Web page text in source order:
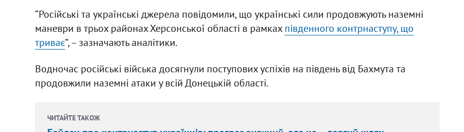
“Російські та українські джерела повідомили, що українські сили продовжують наземні
маневри в трьох районах Херсонської області в рамкахпівденного контрнаступу, що
триває”, – зазначають аналітики.
Водночас російські війська досягнули поступових успіхів на південь від Бахмута та
продовжили наземні атаки у всій Донецькій області.
ЧИТАЙТЕ ТАКОЖ